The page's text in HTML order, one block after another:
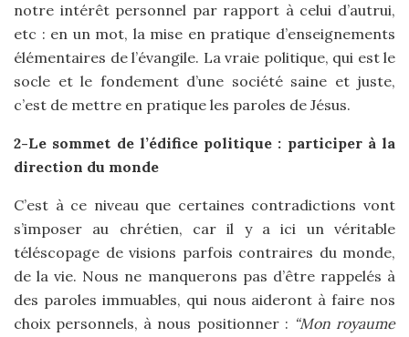
notre intérêt personnel par rapport à celui d’autrui,
etc : en un mot, la mise en pratique d’enseignements
élémentaires de l’évangile. La vraie politique, qui est le
socle et le fondement d’une société saine et juste,
c’est de mettre en pratique les paroles de Jésus.
2-Le sommet de l’édifice politique : participer à la
direction du monde
C’est à ce niveau que certaines contradictions vont
s’imposer au chrétien, car il y a ici un véritable
téléscopage de visions parfois contraires du monde,
de la vie. Nous ne manquerons pas d’être rappelés à
des paroles immuables, qui nous aideront à faire nos
choix personnels, à nous positionner : “Mon royaume